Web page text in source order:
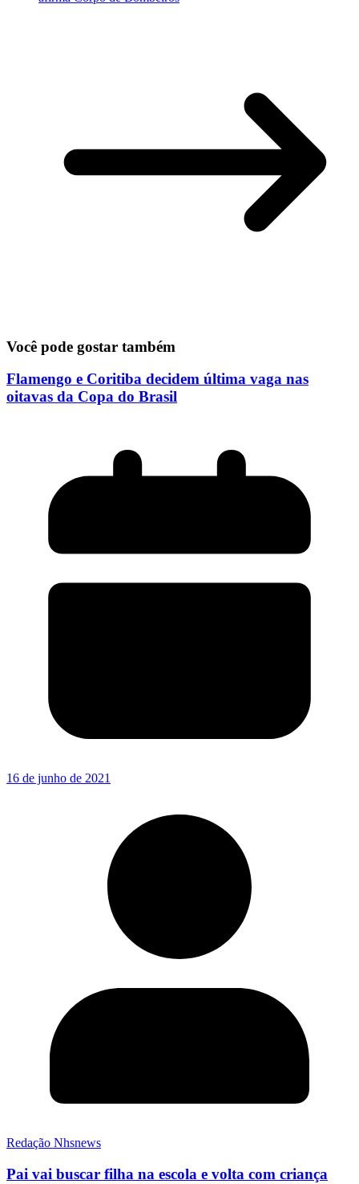
Você pode gostar também
Flamengo e Coritiba decidem última vaga nas
oitavas da Copa do Brasil
16 de junho de 2021
Redação Nhsnews
Pai vai buscar filha na escola e volta com criança